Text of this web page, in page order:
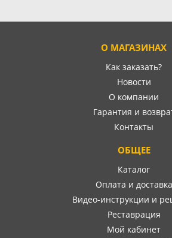
О МАГАЗИНАХ
Как заказать?
Новости
О компании
Гарантия и
Контакты
ОБЩЕЕ
Каталог
Оплата и доставка
Видео-инструкции и
Реставрация
Мой кабинет